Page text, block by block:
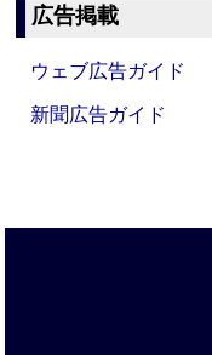
広告掲載
ウェブ広告ガイド
新聞広告ガイド